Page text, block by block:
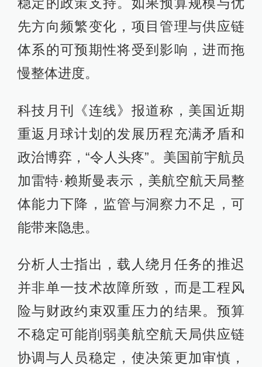
先方向频繁变化，项目管理与供应链
体系的可预期性将受到影响，进而拖
慢整体进度。
科技月刊《连线》报道称，美国近期
重返月球计划的发展历程充满矛盾和
政治博弈，“令人头疼”。美国前宇航员
加雷特·赖斯曼表示，美航空航天局整
体能力下降，监管与洞察力不足，可
能带来隐患。
分析人士指出，载人绕月任务的推迟
并非单一技术故障所致，而是工程风
险与财政约束双重压力的结果。预算
不稳定可能削弱美航空航天局供应链
协调与人员稳定，使决策更加审慎，